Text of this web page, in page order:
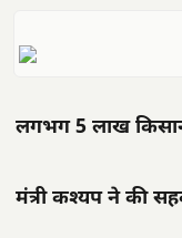
लगभग 5 लाख
मंत्री कश्यप ने की